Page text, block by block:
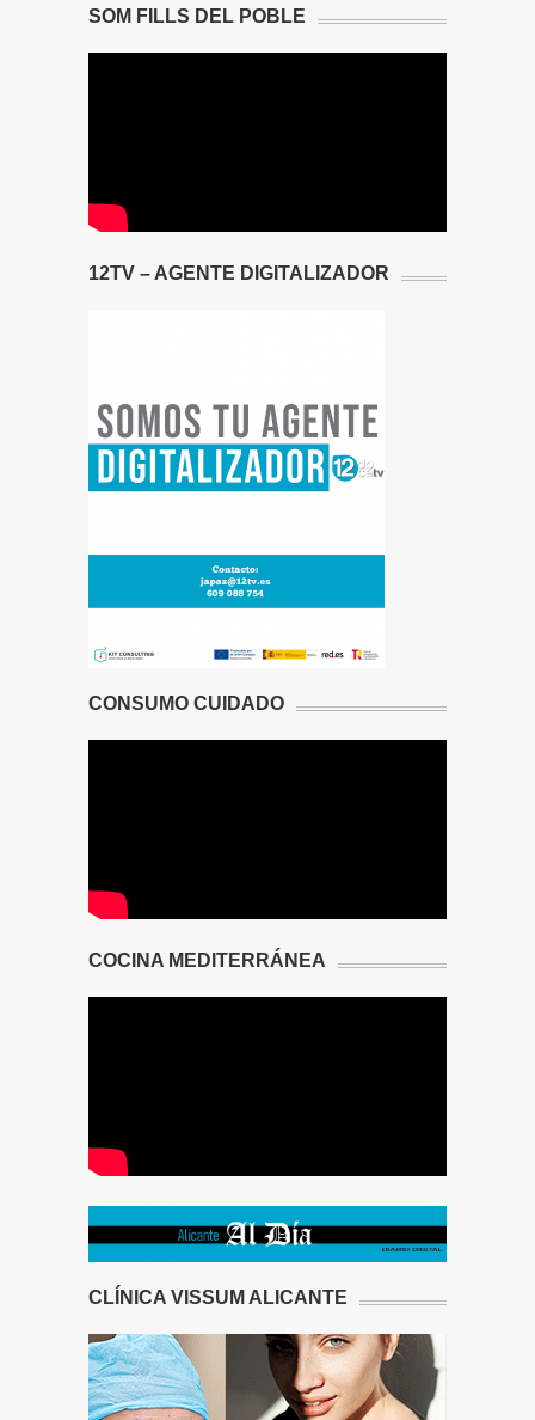
SOM FILLS DEL POBLE
12TV – AGENTE DIGITALIZADOR
CONSUMO CUIDADO
COCINA MEDITERRÁNEA
CLÍNICA VISSUM ALICANTE